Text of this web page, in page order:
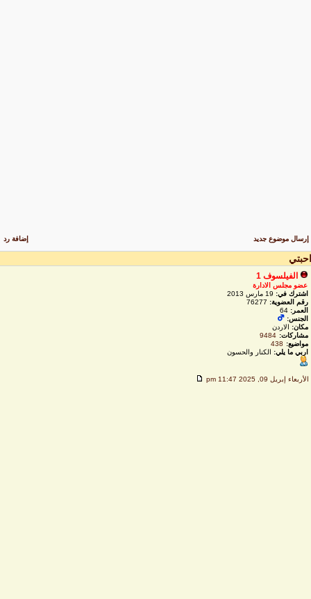
إرسال موضوع جديد إضافة رد
الفيلسوف 1
عضو مجلس الادارة
اشترك في:19 مارس 2013
رقم العضوية:76277
العمر: 64
الجنس:
مكان:الاردن
مشاركات:
9484
مواضيع:
438
اربي ما يلي:الكنار والحسون
الأربعاء إبريل 09, 2025 11:47 pm